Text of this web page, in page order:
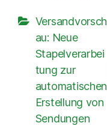
Versandvorsch
au: Neue
Stapelverarbei
tung zur
automatischen
Erstellung von
Sendungen